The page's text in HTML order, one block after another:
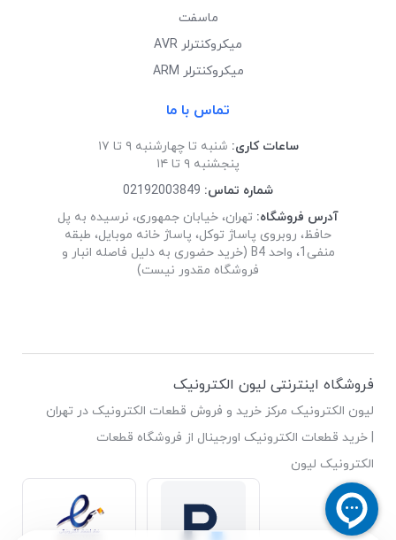
ماسفت
میکروکنترلر AVR
میکروکنترلر ARM
تماس با ما
ساعات کاری: شنبه تا چهارشنبه ۹ تا ۱۷
پنجشنبه ۹ تا ۱۴
شماره تماس: 02192003849
آدرس فروشگاه: تهران، خیابان جمهوری، نرسیده به پل
حافظ، روبروی پاساژ توکل، پاساژ خانه موبایل، طبقه
منفی1، واحد B4 (خرید حضوری به دلیل فاصله انبار و
فروشگاه مقدور نیست)
فروشگاه اینترنتی لیون الکترونیک
لیون الکترونیک مرکز خرید و فروش قطعات الکترونیک در تهران
| خرید قطعات الکترونیک اورجینال از فروشگاه قطعات
الکترونیک لیون